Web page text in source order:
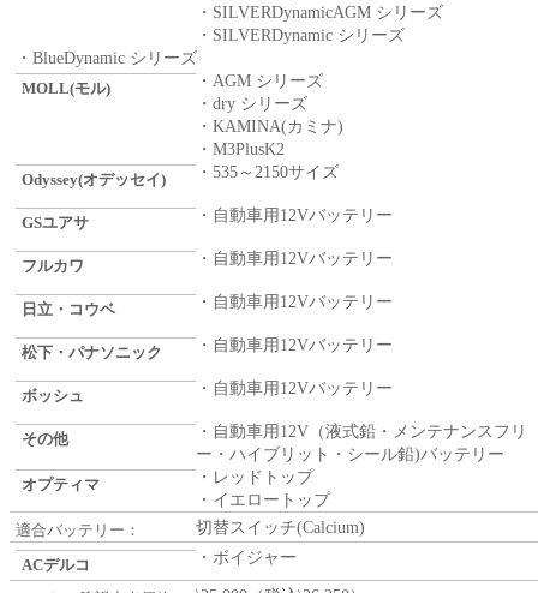
・SILVERDynamicAGM シリーズ
・SILVERDynamic シリーズ
・BlueDynamic シリーズ
MOLL(モル)
・AGM シリーズ
・dry シリーズ
・KAMINA(カミナ)
・M3PlusK2
Odyssey(オデッセイ) ・535～2150サイズ
GSユアサ ・自動車用12Vバッテリー
フルカワ ・自動車用12Vバッテリー
日立・コウベ ・自動車用12Vバッテリー
松下・パナソニック ・自動車用12Vバッテリー
ボッシュ ・自動車用12Vバッテリー
その他
・自動車用12V（液式鉛・メンテナンスフリ
ー・ハイブリット・シール鉛)バッテリー
オプティマ
・レッドトップ
・イエロートップ
適合バッテリー： 切替スイッチ(Calcium)
ACデルコ ・ボイジャー